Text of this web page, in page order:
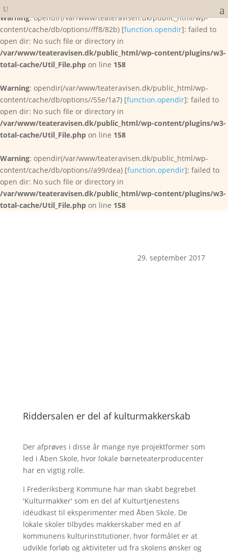
Warning: opendir(/var/www/teateravisen.dk/public_html/wp-
content/cache/db/options//ff8/82b) [function.opendir]: failed to
open dir: No such file or directory in
/var/www/teateravisen.dk/public_html/wp-content/plugins/w3-
total-cache/Util_File.php on line 158
Warning: opendir(/var/www/teateravisen.dk/public_html/wp-
content/cache/db/options//55e/1a7) [function.opendir]: failed to
open dir: No such file or directory in
/var/www/teateravisen.dk/public_html/wp-content/plugins/w3-
total-cache/Util_File.php on line 158
Warning: opendir(/var/www/teateravisen.dk/public_html/wp-
content/cache/db/options//a99/dea) [function.opendir]: failed to
open dir: No such file or directory in
/var/www/teateravisen.dk/public_html/wp-content/plugins/w3-
total-cache/Util_File.php on line 158
29. september 2017
Riddersalen er del af kulturmakkerskab
Der afprøves i disse år mange nye projektformer som
led i Åben Skole, hvor lokale børneteaterproducenter
har en vigtig rolle.
I Frederiksberg Kommune har man skabt begrebet
'Kulturmakker' som en del af Kulturtjenestens
idéudkast til eksperimenter med Åben Skole. De
lokale skoler tilbydes makkerskaber med en af
kommunens kulturinstitutioner, hvor formålet er at
udvikle forløb og aktiviteter ud fra skolens ønsker og